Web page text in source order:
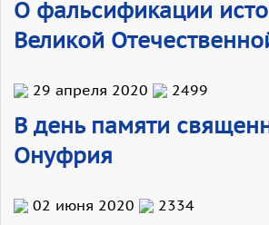
О фальсификации
Великой
29 апреля 2020 2499
В день памяти
Онуфрия
02 июня 2020 2334